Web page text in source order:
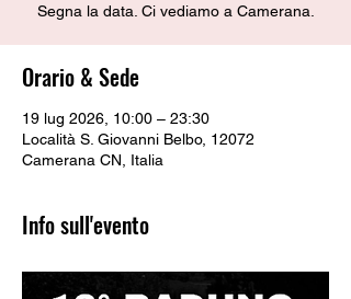
Segna la data. Ci vediamo a Camerana.
Orario & Sede
19 lug 2026, 10:00 – 23:30
Località S. Giovanni Belbo, 12072
Camerana CN, Italia
Info sull'evento